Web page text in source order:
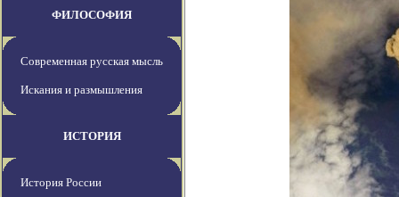
ФИЛОСОФИЯ
Современная русская мысль
Искания и размышления
ИСТОРИЯ
История России